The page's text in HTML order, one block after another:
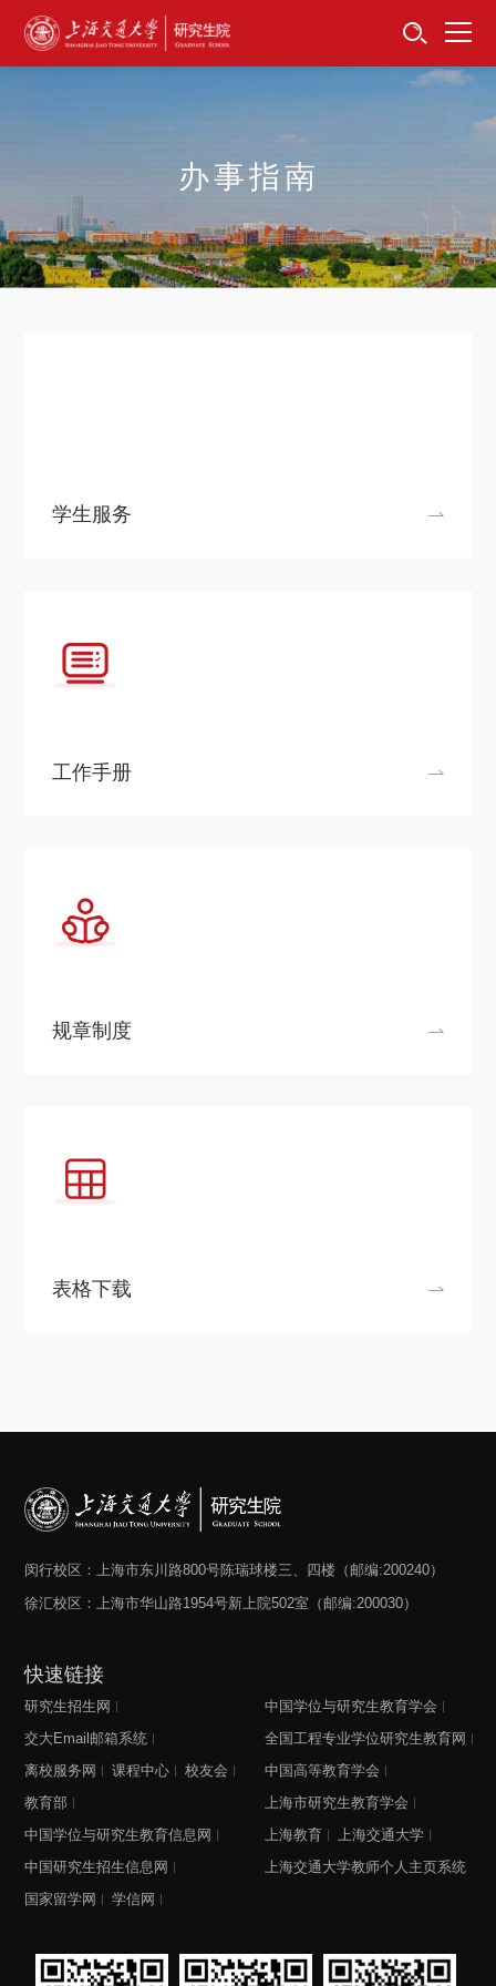
首页
学位学科
关于我们
下载中心
办事指南
学生服务
工作手册
规章制度
表格下载
闵行校区：上海市东川路800号陈瑞球楼三、四楼（邮编:200240）
徐汇校区：上海市华山路1954号新上院502室（邮编:200030）
快速链接
研究生招生网
交大Email邮箱系统
离校服务网
课程中心
校友会
教育部
中国学位与研究生教育信息网
中国研究生招生信息网
国家留学网
学信网
中国学位与研究生教育学会
全国工程专业学位研究生教育网
中国高等教育学会
上海市研究生教育学会
上海教育
上海交通大学
上海交通大学教师个人主页系统